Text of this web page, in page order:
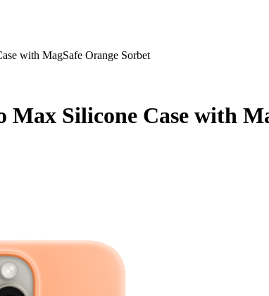
with MagSafe Orange Sorbet
Max Silicone Case with